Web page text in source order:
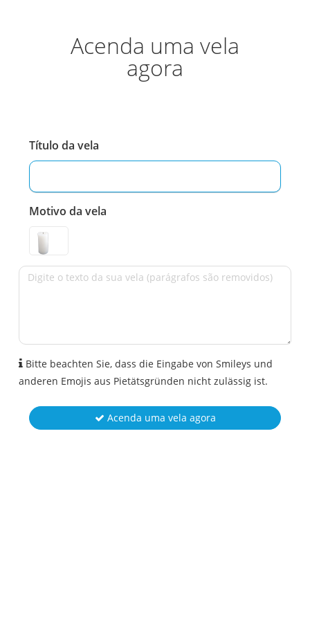
Acenda uma vela
agora
Título da vela
Motivo da vela
Bitte beachten Sie, dass die Eingabe von Smileys und
anderen Emojis aus Pietätsgründen nicht zulässig ist.
Acenda uma vela agora